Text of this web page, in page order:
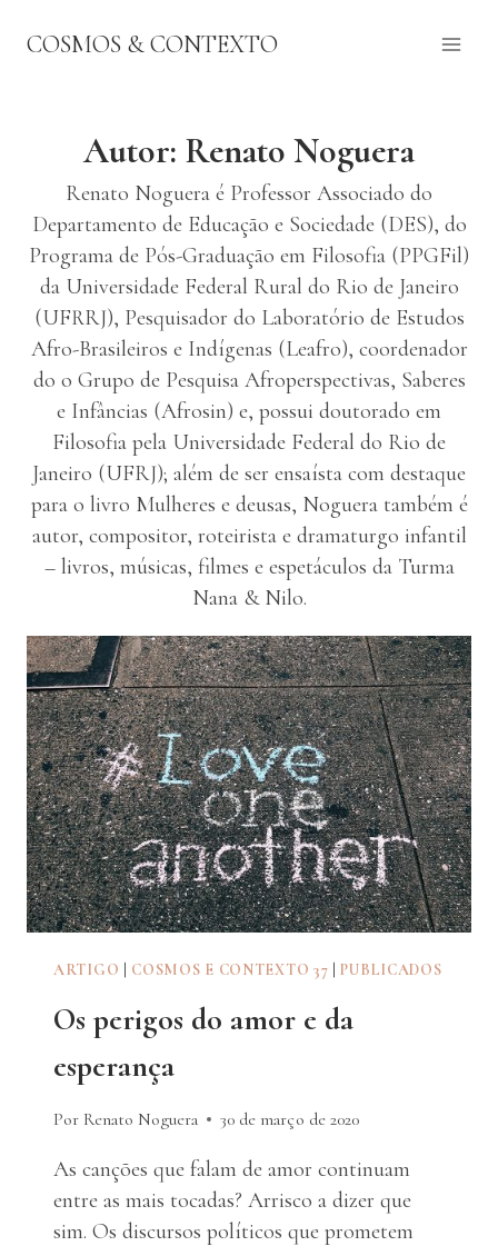
paraCOSMOS & CONTEXTO
Autor: Renato Noguera
Renato Noguera é Professor Associado do
Departamento de Educação e Sociedade (DES), do
Programa de Pós-Graduação em Filosofia (PPGFil)
da Universidade Federal Rural do Rio de Janeiro
(UFRRJ), Pesquisador do Laboratório de Estudos
Afro-Brasileiros e Indígenas (Leafro), coordenador
do o Grupo de Pesquisa Afroperspectivas, Saberes
e Infâncias (Afrosin) e, possui doutorado em
Filosofia pela Universidade Federal do Rio de
Janeiro (UFRJ); além de ser ensaísta com destaque
para o livro Mulheres e deusas, Noguera também é
autor, compositor, roteirista e dramaturgo infantil
– livros, músicas, filmes e espetáculos da Turma
Nana & Nilo.
ARTIGO COSMOS E CONTEXTO 37 |PUBLICADOS
Os perigos do amor e da
esperança
Por Renato Noguera 30 de março de 2020
As canções que falam de amor continuam
entre as mais tocadas? Arrisco a dizer que
sim. Os discursos políticos que prometem